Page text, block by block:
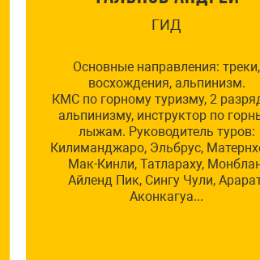
ГИД
Основные направления: треки,
восхождения, альпинизм.
КМС по горному туризму, 2
альпинизму, инструктор по
лыжам. Руководитель туров:
Килиманджаро, Эльбрус,
Мак-Кинли, Татлараху,
Айленд Пик, Сингу Чули,
Аконкагуа...